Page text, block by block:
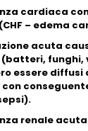
cardiaca
– edema
acuta
funghi,
essere diffusi
renale acuta